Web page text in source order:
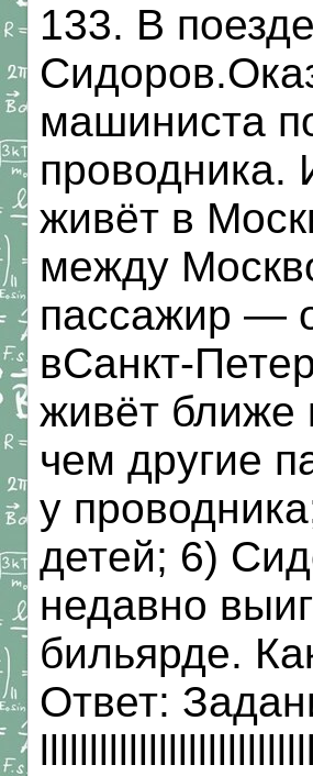
133. В
машиниста
проводника.
живёт в
между
пассажир —
вСанкт-
живёт ближе
чем другие
у
детей; 6)
недавно
бильярде.
Ответ: